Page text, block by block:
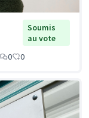
Soumis
au vote
0 0